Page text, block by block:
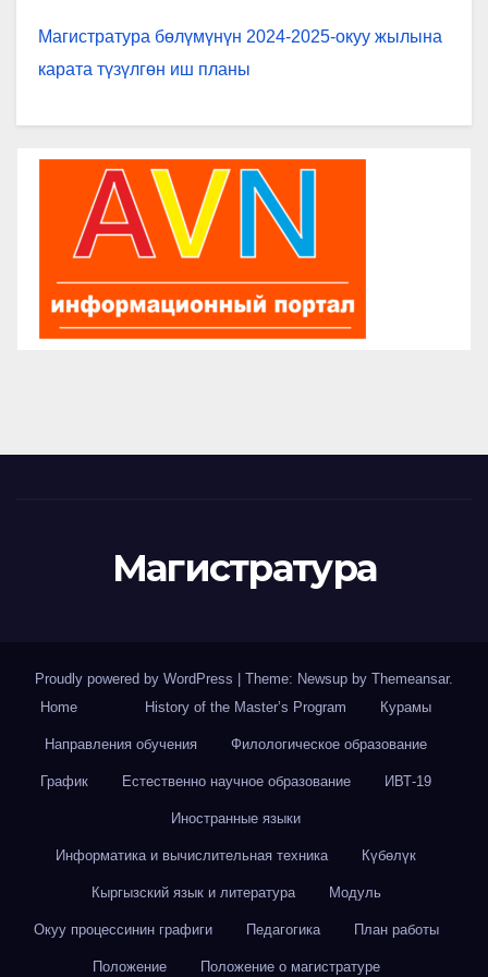
Магистратура бөлүмүнүн 2024-2025-окуу жылына
карата түзүлгөн иш планы
Магистратура
Proudly powered by WordPress Theme: Newsup by Themeansar.
Home
History of the Master’s Program Курамы
Направления обучения Филологическое образование
График Естественно научное образование ИВТ-19
Иностранные языки
Информатика и вычислительная техника Күбөлүк
Кыргызский язык и литература Модуль
Окуу процессинин графиги Педагогика План работы
Положение Положение о магистратуре